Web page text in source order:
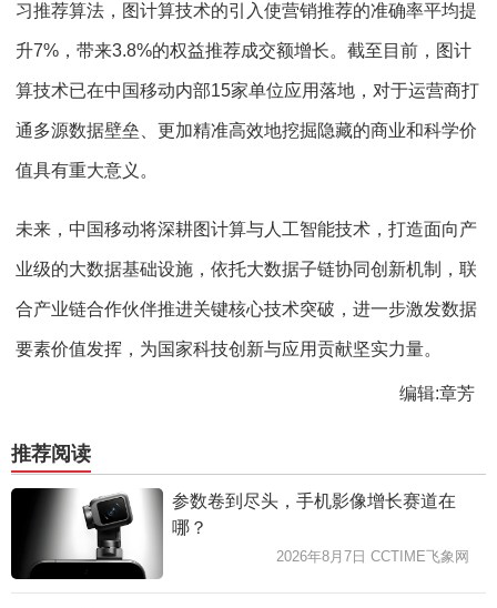
习推荐算法，图计算技术的引入使营销推荐的准确率平均提
升7%，带来3.8%的权益推荐成交额增长。截至目前，图计
算技术已在中国移动内部15家单位应用落地，对于运营商打
通多源数据壁垒、更加精准高效地挖掘隐藏的商业和科学价
值具有重大意义。
未来，中国移动将深耕图计算与人工智能技术，打造面向产
业级的大数据基础设施，依托大数据子链协同创新机制，联
合产业链合作伙伴推进关键核心技术突破，进一步激发数据
要素价值发挥，为国家科技创新与应用贡献坚实力量。
编辑:章芳
推荐阅读
参数卷到尽头，手机影像增长赛道在
哪？
2026年8月7日 CCTIME飞象网